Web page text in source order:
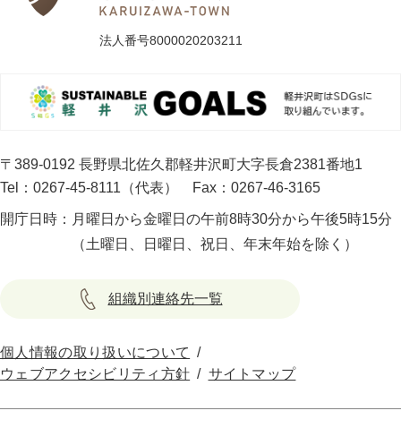
法人番号8000020203211
〒389-0192 長野県北佐久郡軽井沢町大字長倉2381番地1
Tel：0267-45-8111（代表）
Fax：0267-46-3165
開庁日時： 月曜日から金曜日の午前8時30分から午後5時15分
（土曜日、日曜日、祝日、年末年始を除く）
組織別連絡先一覧
個人情報の取り扱いについて
ウェブアクセシビリティ方針
サイトマップ